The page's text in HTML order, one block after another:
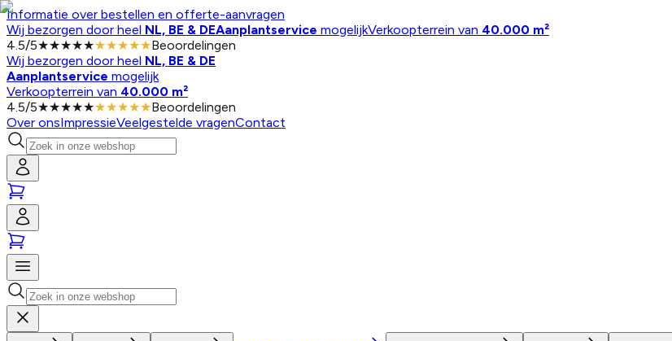
Informatie over bestellen en offerte-aanvragen
Wij bezorgen door heel NL, BE & DEAanplantservice mogelijkVerkoopterrein van 40.000 m²
4.5/5★★★★★★★★★★Beoordelingen
Wij bezorgen door heel NL, BE & DE
Aanplantservice mogelijk
Verkoopterrein van 40.000 m²
4.5/5★★★★★★★★★★Beoordelingen
Over onsImpressieVeelgestelde vragenContact